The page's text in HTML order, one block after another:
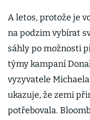
A letos, protože je
na podzim vybírat
sáhly po možnosti
týmy kampaní
vyzyvatele
ukazuje, že zemi
potřebovala.